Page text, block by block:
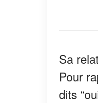
Sa
Pour
dits